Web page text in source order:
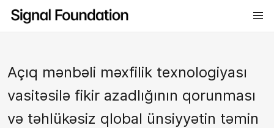
Açıq mənbəli məxfilik texnologiyası
vasitəsilə fikir azadlığının qorunması
və təhlükəsiz qlobal ünsiyyətin təmin